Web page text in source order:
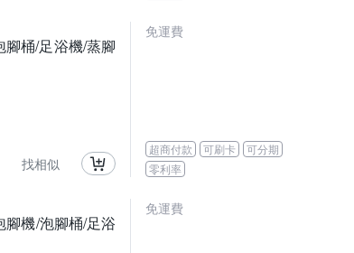
腳桶/足浴機/蒸腳
找相似
免運費
超商付款 可刷卡
可分期
零利率
腳機/泡腳桶/足浴
免運費